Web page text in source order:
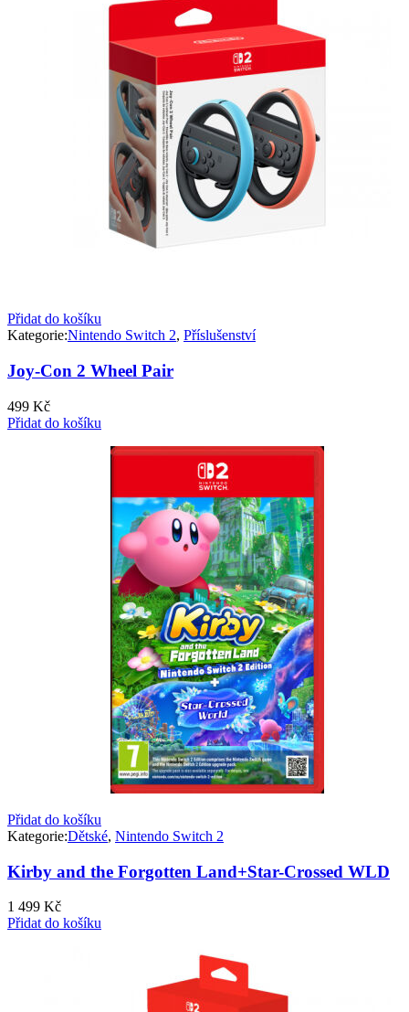
Přidat do košíku
Kategorie:Nintendo Switch 2, Příslušenství
Joy-Con 2 Wheel Pair
499 Kč
Přidat do košíku
Přidat do košíku
Kategorie:Dětské, Nintendo Switch 2
Kirby and the Forgotten Land+Star-Crossed WLD
1 499 Kč
Přidat do košíku